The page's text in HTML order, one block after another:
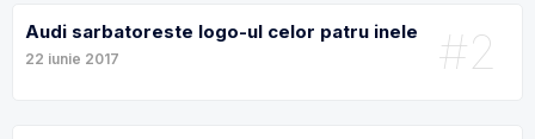
#2
Audi sarbatoreste logo-ul celor patru inele
22 iunie 2017